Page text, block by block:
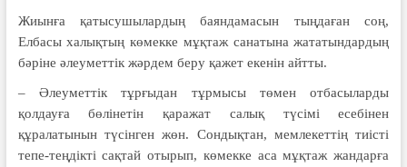
Жиынға қатысушылардың баяндамасын тыңдаған соң,
Елбасы халықтың көмекке мұқтаж санатына жататындардың
бәріне әлеуметтік жәрдем беру қажет екенін айтты.
– Әлеуметтік тұрғыдан тұрмысы төмен отбасыларды
қолдауға бөлінетін қаражат салық түсімі есебінен
құралатынын түсінген жөн. Сондықтан, мемлекеттің тиісті
тепе-теңдікті сақтай отырып, көмекке аса мұқтаж жандарға